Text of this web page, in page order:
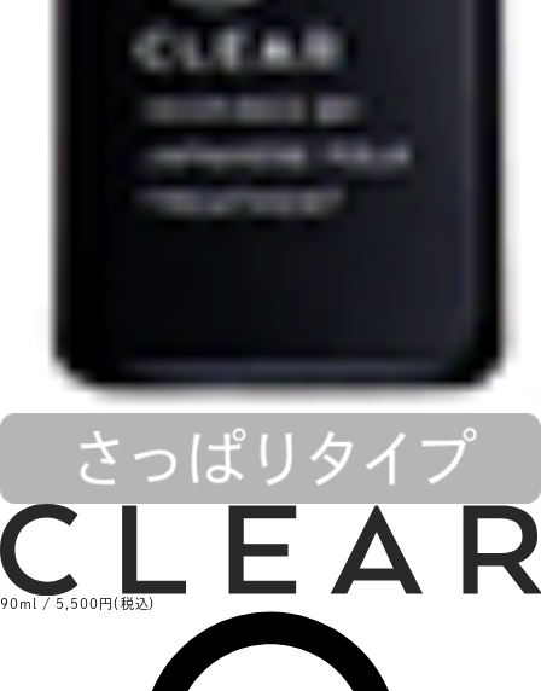
90ml / 5,500円（税込）